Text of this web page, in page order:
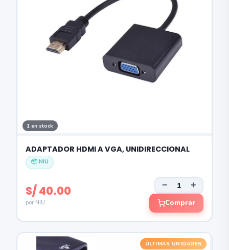
1 en stock
ADAPTADOR HDMI A VGA, UNIDIRECCIONAL
📦 NIU
S/ 40.00
por NIU
− +
Comprar
ÚLTIMAS UNIDADES